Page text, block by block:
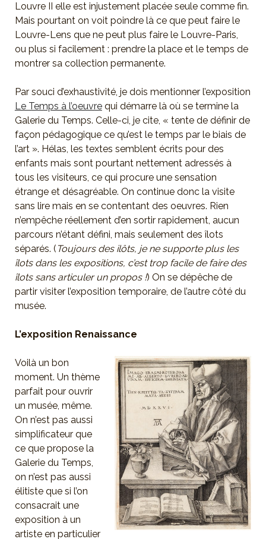
Louvre II elle est injustement placée seule comme fin.
Mais pourtant on voit poindre là ce que peut faire le
Louvre-Lens que ne peut plus faire le Louvre-Paris,
ou plus si facilement : prendre la place et le temps de
montrer sa collection permanente.
Par souci d’exhaustivité, je dois mentionner l’exposition
Le Temps à l’oeuvrequi démarre là où se termine la
Galerie du Temps. Celle-ci, je cite, « tente de définir de
façon pédagogique ce qu’est le temps par le biais de
l’art ». Hélas, les textes semblent écrits pour des
enfants mais sont pourtant nettement adressés à
tous les visiteurs, ce qui procure une sensation
étrange et désagréable. On continue donc la visite
sans lire mais en se contentant des oeuvres. Rien
n’empêche réellement d’en sortir rapidement, aucun
parcours n’étant défini, mais seulement des îlots
séparés. ( Toujours des ilôts, je ne supporte plus les
îlots dans les expositions, c’est trop facile de faire des
îlots sans articuler un propos !) On se dépêche de
partir visiter l’exposition temporaire, de l’autre côté du
musée.
L’exposition Renaissance
Voilà un bon
moment. Un thème
parfait pour ouvrir
un musée, même.
On n’est pas aussi
simplificateur que
ce que propose la
Galerie du Temps,
on n’est pas aussi
élitiste que si l’on
consacrait une
exposition à un
artiste en particulier